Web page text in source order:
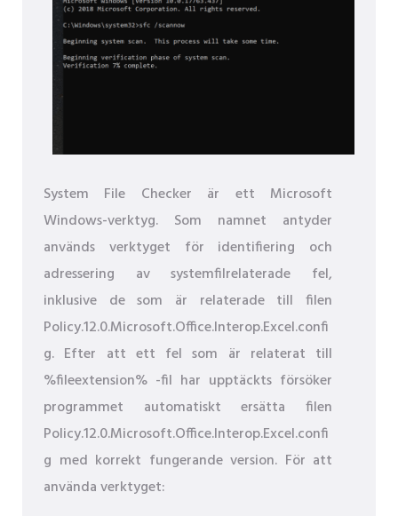
System File Checker är ett Microsoft
Windows-verktyg. Som namnet antyder
används verktyget för identifiering och
adressering av systemfilrelaterade fel,
inklusive de som är relaterade till filen
Policy.12.0.Microsoft.Office.Interop.Excel.confi
g. Efter att ett fel som är relaterat till
%fileextension% -fil har upptäckts försöker
programmet automatiskt ersätta filen
Policy.12.0.Microsoft.Office.Interop.Excel.confi
g med korrekt fungerande version. För att
använda verktyget: